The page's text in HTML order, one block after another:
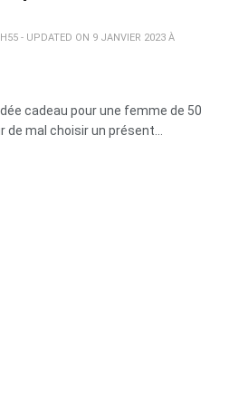
- UPDATED ON 9 JANVIER 2023 À
cadeau pour une femme de 50
de mal choisir un présent...